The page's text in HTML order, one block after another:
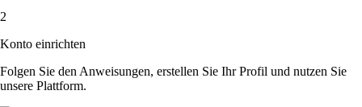
2
Konto einrichten
Folgen Sie den Anweisungen, erstellen Sie Ihr Profil und nutzen Sie
unsere Plattform.